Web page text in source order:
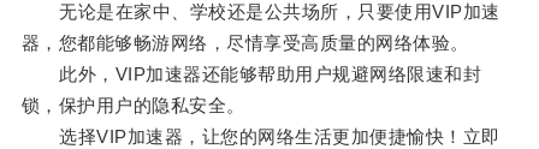
无论是在家中、学校还是公共场所，只要使用VIP加速
器，您都能够畅游网络，尽情享受高质量的网络体验。
此外，VIP加速器还能够帮助用户规避网络限速和封
锁，保护用户的隐私安全。
选择VIP加速器，让您的网络生活更加便捷愉快！立即